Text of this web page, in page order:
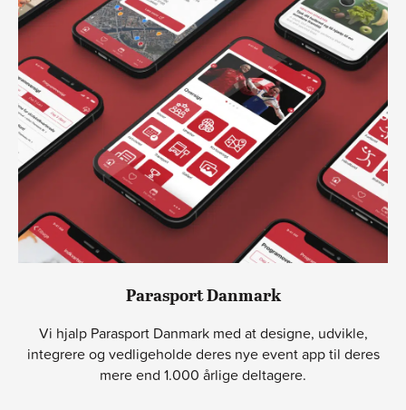
Parasport Danmark
Vi hjalp Parasport Danmark med at designe, udvikle,
integrere og vedligeholde deres nye event app til deres
mere end 1.000 årlige deltagere.